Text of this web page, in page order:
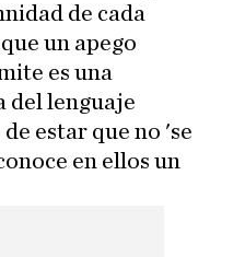
de cada
un apego
es una
del lenguaje
estar que no 'se
en ellos un